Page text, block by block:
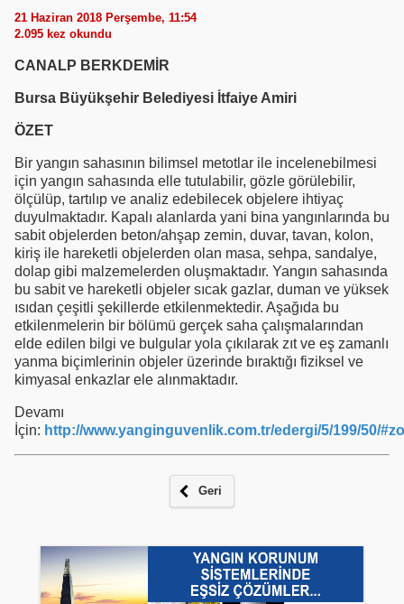
21 Haziran 2018 Perşembe, 11:54
2.095 kez okundu
CANALP BERKDEMİR
Bursa Büyükşehir Belediyesi İtfaiye Amiri
ÖZET
Bir yangın sahasının bilimsel metotlar ile incelenebilmesi
için yangın sahasında elle tutulabilir, gözle görülebilir,
ölçülüp, tartılıp ve analiz edebilecek objelere ihtiyaç
duyulmaktadır. Kapalı alanlarda yani bina yangınlarında bu
sabit objelerden beton/ahşap zemin, duvar, tavan, kolon,
kiriş ile hareketli objelerden olan masa, sehpa, sandalye,
dolap gibi malzemelerden oluşmaktadır. Yangın sahasında
bu sabit ve hareketli objeler sıcak gazlar, duman ve yüksek
ısıdan çeşitli şekillerde etkilenmektedir. Aşağıda bu
etkilenmelerin bir bölümü gerçek saha çalışmalarından
elde edilen bilgi ve bulgular yola çıkılarak zıt ve eş zamanlı
yanma biçimlerinin objeler üzerinde bıraktığı fiziksel ve
kimyasal enkazlar ele alınmaktadır.
Devamı
İçin: http://www.yanginguvenlik.com.tr/edergi/5/199/50/
Geri